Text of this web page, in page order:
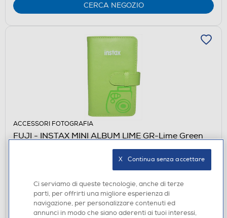
CERCA NEGOZIO
ACCESSORI FOTOGRAFIA
FUJI - INSTAX MINI ALBUM LIME GR-Lime Green
DISPONIBILE SOLO IN NEGOZIO
non disponibile
Ritiro in negozio in 30' gratuito:verifica
CERCA NEGOZIO
Ci serviamo di queste tecnologie, anche di terze
parti, per offrirti una migliore esperienza di
navigazione, per personalizzare contenuti ed
annunci in modo che siano aderenti ai tuoi interessi,
X   Continua senza accettare